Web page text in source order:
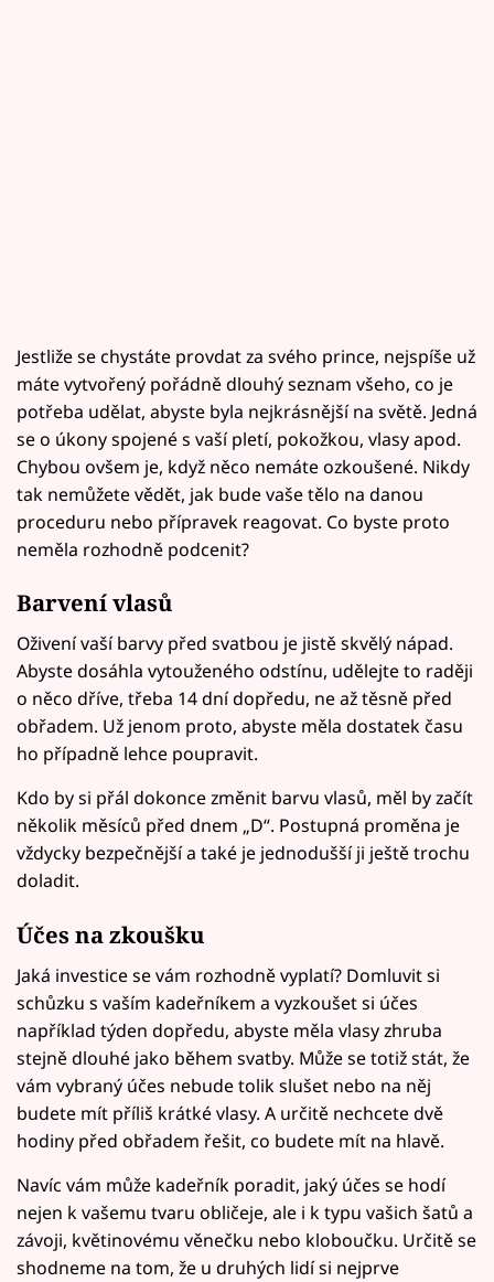
Jestliže se chystáte provdat za svého prince, nejspíše už
máte vytvořený pořádně dlouhý seznam všeho, co je
potřeba udělat, abyste byla nejkrásnější na světě. Jedná
se o úkony spojené s vaší pletí, pokožkou, vlasy apod.
Chybou ovšem je, když něco nemáte ozkoušené. Nikdy
tak nemůžete vědět, jak bude vaše tělo na danou
proceduru nebo přípravek reagovat. Co byste proto
neměla rozhodně podcenit?
Barvení vlasů
Oživení vaší barvy před svatbou je jistě skvělý nápad.
Abyste dosáhla vytouženého odstínu, udělejte to raději
o něco dříve, třeba 14 dní dopředu, ne až těsně před
obřadem. Už jenom proto, abyste měla dostatek času
ho případně lehce poupravit.
Kdo by si přál dokonce změnit barvu vlasů, měl by začít
několik měsíců před dnem „D“. Postupná proměna je
vždycky bezpečnější a také je jednodušší ji ještě trochu
doladit.
Účes na zkoušku
Jaká investice se vám rozhodně vyplatí? Domluvit si
schůzku s vaším kadeřníkem a vyzkoušet si účes
například týden dopředu, abyste měla vlasy zhruba
stejně dlouhé jako během svatby. Může se totiž stát, že
vám vybraný účes nebude tolik slušet nebo na něj
budete mít příliš krátké vlasy. A určitě nechcete dvě
hodiny před obřadem řešit, co budete mít na hlavě.
Navíc vám může kadeřník poradit, jaký účes se hodí
nejen k vašemu tvaru obličeje, ale i k typu vašich šatů a
závoji, květinovému věnečku nebo kloboučku. Určitě se
shodneme na tom, že u druhých lidí si nejprve